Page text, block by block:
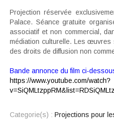
Projection réservée
Palace. Séance gratuite
associatif et non commercial,
médiation culturelle. Les
des droits de diffusion non
Bande annonce du film ci-
https://www.youtube.com/watch?
Categorie(s) : Projections pour